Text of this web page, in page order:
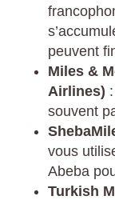
peuvent
Miles &
Airlines)
souvent
vous
Abeba
Turkish